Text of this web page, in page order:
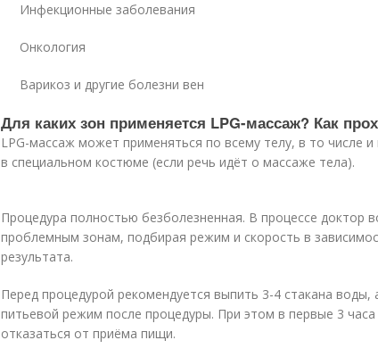
Инфекционные заболевания
Онкология
Варикоз и другие болезни вен
Для каких зон применяется LPG-массаж? Как
LPG-массаж может применяться по всему телу, в то числе
в специальном костюме (если речь идёт о массаже тела).
Процедура полностью безболезненная. В процессе доктор
проблемным зонам, подбирая режим и скорость в
результата.
Перед процедурой рекомендуется выпить 3-4 стакана
питьевой режим после процедуры. При этом в первые 3 часа
отказаться от приёма пищи.